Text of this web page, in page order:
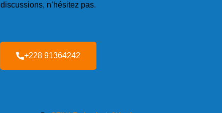
discussions, n’hésitez pas.
+228 91364242